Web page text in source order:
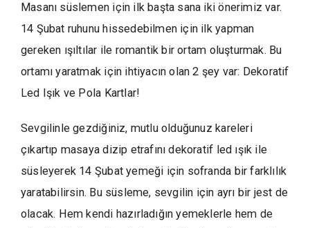
Masanı süslemen için ilk başta sana iki önerimiz var.
14 Şubat ruhunu hissedebilmen için ilk yapman
gereken ışıltılar ile romantik bir ortam oluşturmak. Bu
ortamı yaratmak için ihtiyacın olan 2 şey var: Dekoratif
Led Işık ve Pola Kartlar!
Sevgilinle gezdiğiniz, mutlu olduğunuz kareleri
çıkartıp masaya dizip etrafını dekoratif led ışık ile
süsleyerek 14 Şubat yemeği için sofranda bir farklılık
yaratabilirsin. Bu süsleme, sevgilin için ayrı bir jest de
olacak. Hem kendi hazırladığın yemeklerle hem de